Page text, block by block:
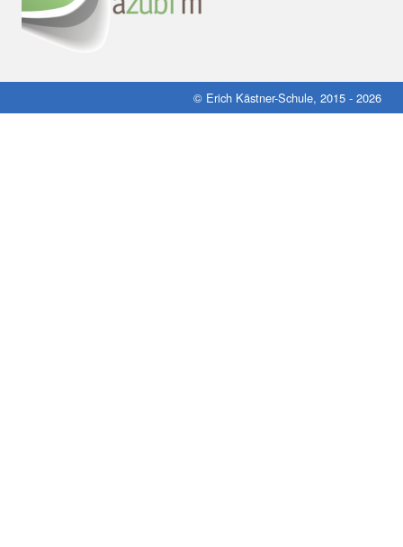
© Erich Kästner-Schule, 2015 - 2026